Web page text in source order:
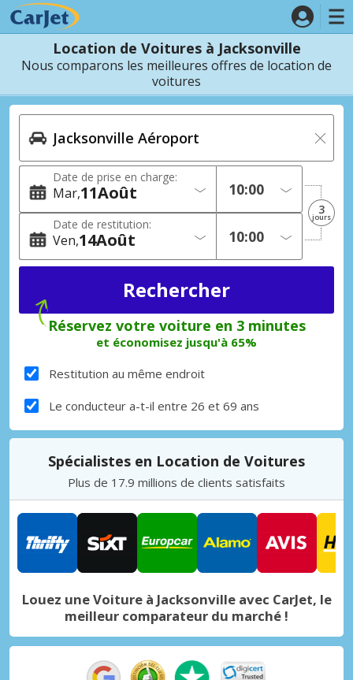
Location de Voitures à Jacksonville
Nous comparons les meilleures offres de location de
voitures
Date de prise en charge:
Mar 11Août
Date de restitution:
Ven 14Août
3
jours
Réservez votre voiture en 3 minutes
et économisez jusqu'à 65%
Restitution au même endroit
Le conducteur a-t-il entre 26 et 69 ans
Spécialistes en Location de Voitures
Plus de 17.9 millions de clients satisfaits
Louez une Voiture à Jacksonville avec CarJet, le
meilleur comparateur du marché !